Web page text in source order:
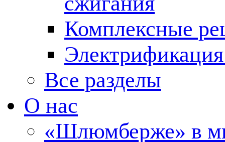
Комплексные
Все разделы
О нас
«Шлюмберже» в